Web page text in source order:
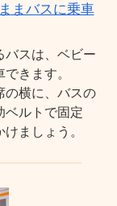
まバスに乗車
バスは、ベビー
きます。
の横に、バスの
ベルトで固定
ましょう。